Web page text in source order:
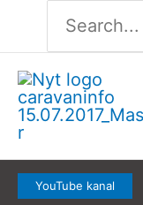
indholdet
efter:
YouTube kanal